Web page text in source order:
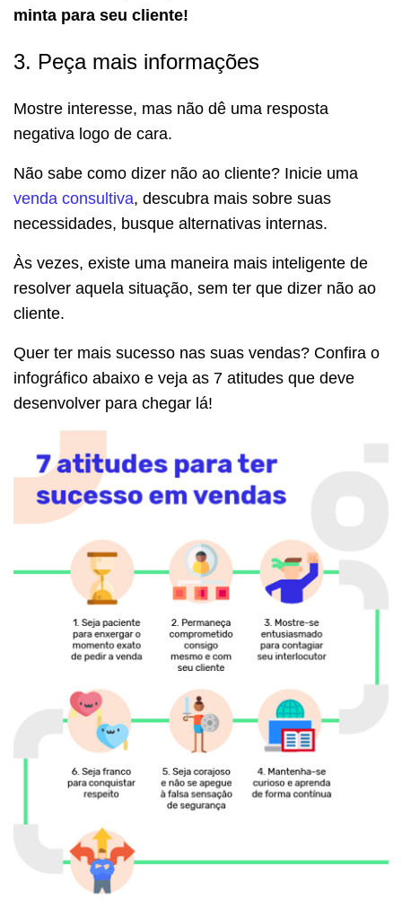
minta para seu cliente!
3. Peça mais informações
Mostre interesse, mas não dê uma resposta
negativa logo de cara.
Não sabe como dizer não ao cliente? Inicie uma
venda consultiva, descubra mais sobre suas
necessidades, busque alternativas internas.
Às vezes, existe uma maneira mais inteligente de
resolver aquela situação, sem ter que dizer não ao
cliente.
Quer ter mais sucesso nas suas vendas? Confira o
infográfico abaixo e veja as 7 atitudes que deve
desenvolver para chegar lá!